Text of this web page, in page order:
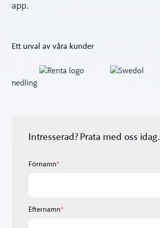
app.
Ett urval av våra kunder
Intresserad? Prata med oss idag.
Förnamn*
Efternamn*